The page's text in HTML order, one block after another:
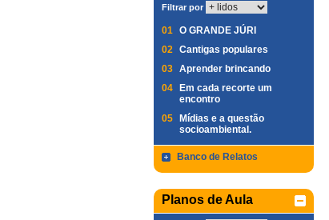
Filtrar por
01 O GRANDE JÚRI
02 Cantigas populares
03 Aprender brincando
04
Em cada recorte um
encontro
05
Mídias e a questão
socioambiental.
Banco de Relatos
Planos de Aula